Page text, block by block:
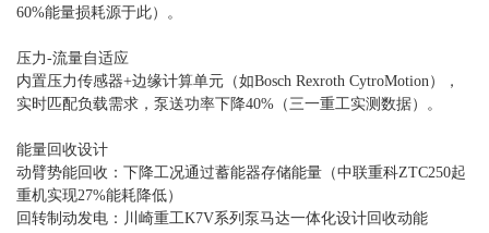
60%能量损耗源于此）。
压力-流量自适应
内置压力传感器+边缘计算单元（如Bosch Rexroth CytroMotion），
实时匹配负载需求，泵送功率下降40%（三一重工实测数据）。
能量回收设计
动臂势能回收：下降工况通过蓄能器存储能量（中联重科ZTC250起
重机实现27%能耗降低）
回转制动发电：川崎重工K7V系列泵马达一体化设计回收动能